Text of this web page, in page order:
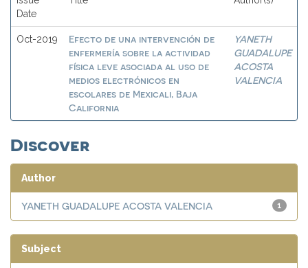
Date
Oct-2019
Efecto de una intervención de
enfermería sobre la actividad
física leve asociada al uso de
medios electrónicos en
escolares de Mexicali, Baja
California
YANETH
GUADALUPE
ACOSTA
VALENCIA
Discover
Author
1
YANETH GUADALUPE ACOSTA VALENCIA
Subject